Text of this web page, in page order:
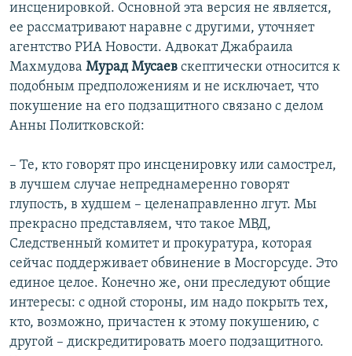
инсценировкой. Основной эта версия не является,
ее рассматривают наравне с другими, уточняет
агентство РИА Новости. Адвокат Джабраила
Махмудова Мурад Мусаев скептически относится к
подобным предположениям и не исключает, что
покушение на его подзащитного связано с делом
Анны Политковской:
– Те, кто говорят про инсценировку или самострел,
в лучшем случае непреднамеренно говорят
глупость, в худшем – целенаправленно лгут. Мы
прекрасно представляем, что такое МВД,
Следственный комитет и прокуратура, которая
сейчас поддерживает обвинение в Мосгорсуде. Это
единое целое. Конечно же, они преследуют общие
интересы: с одной стороны, им надо покрыть тех,
кто, возможно, причастен к этому покушению, с
другой – дискредитировать моего подзащитного.